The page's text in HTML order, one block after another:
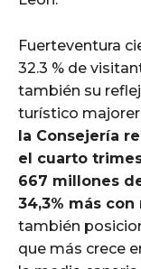
Fuerteventura
32.3 % de
también su
turístico
la Consejería
el cuarto
667 millones
34,3% más con
también
que más crece